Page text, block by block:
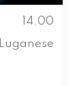
14.00
Luganese